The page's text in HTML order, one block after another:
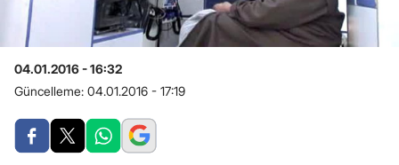
04.01.2016 - 16:32
Güncelleme: 04.01.2016 - 17:19